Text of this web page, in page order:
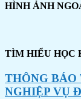
HÌNH ẢNH
TÌM HIỂU HỌC
THÔNG BÁO
NGHIỆP VỤ